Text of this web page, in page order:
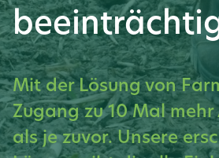
Mit der Lösung von
Zugang zu 10 Mal
als je zuvor. Unsere